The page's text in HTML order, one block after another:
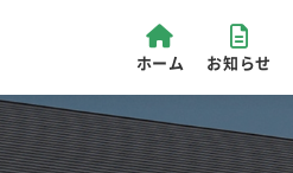
ホーム お知らせ